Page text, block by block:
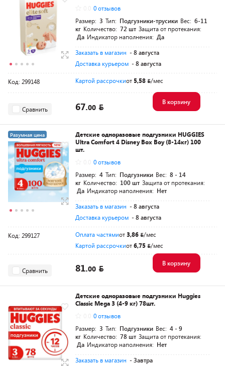
0 отзывов
Размер: 3 Тип: Подгузники-трусики Вес: 6-11
кг Количество: 72 шт Защита от протекания:
Да Индикатор наполнения: Да
Заказать в магазин - 8 августа
Доставка курьером - 8 августа
Код: 299148 Картой рассрочкиот 5,58 /мес
Сравнить 67.00
В корзину
Разумная цена
Детские одноразовые подгузники HUGGIES
Ultra Comfort 4 Disney Box Boy (8-14кг) 100
шт.
0 отзывов
Размер: 4 Тип: Подгузники Вес: 8 - 14
кг Количество: 100 шт Защита от протекания:
Да Индикатор наполнения: Нет
Заказать в магазин - 8 августа
Доставка курьером - 8 августа
Код: 299127 Оплата частямиот3,86
/мес
Картой рассрочкиот6,75 /мес
Сравнить 81.00
В корзину
Детские одноразовые подгузники Huggies
Classic Mega 3 (4-9 кг) 78шт.
0 отзывов
Размер: 3 Тип: Подгузники Вес: 4 - 9
кг Количество: 78 шт Защита от протекания:
Да Индикатор наполнения: Нет
Заказать в магазин - Завтра